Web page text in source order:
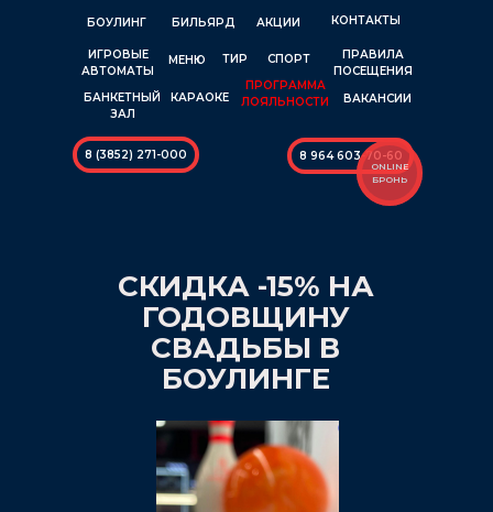
СПОРТ
ВАКАНСИИ
АКЦИИ
МЕНЮ ТИР
КОНТАКТЫ
БИЛЬЯРД
ПРАВИЛА
ПОСЕЩЕНИЯ
БАНКЕТНЫЙ
ЗАЛ
ПРОГРАММА
ЛОЯЛЬНОСТИ
БОУЛИНГ
ИГРОВЫЕ
АВТОМАТЫ
КАРАОКЕ
8 (3852) 271-000 8 964 603-70-60
ONLINE
БРОНЬ
СКИДКА -15% НА
ГОДОВЩИНУ
СВАДЬБЫ В
БОУЛИНГЕ